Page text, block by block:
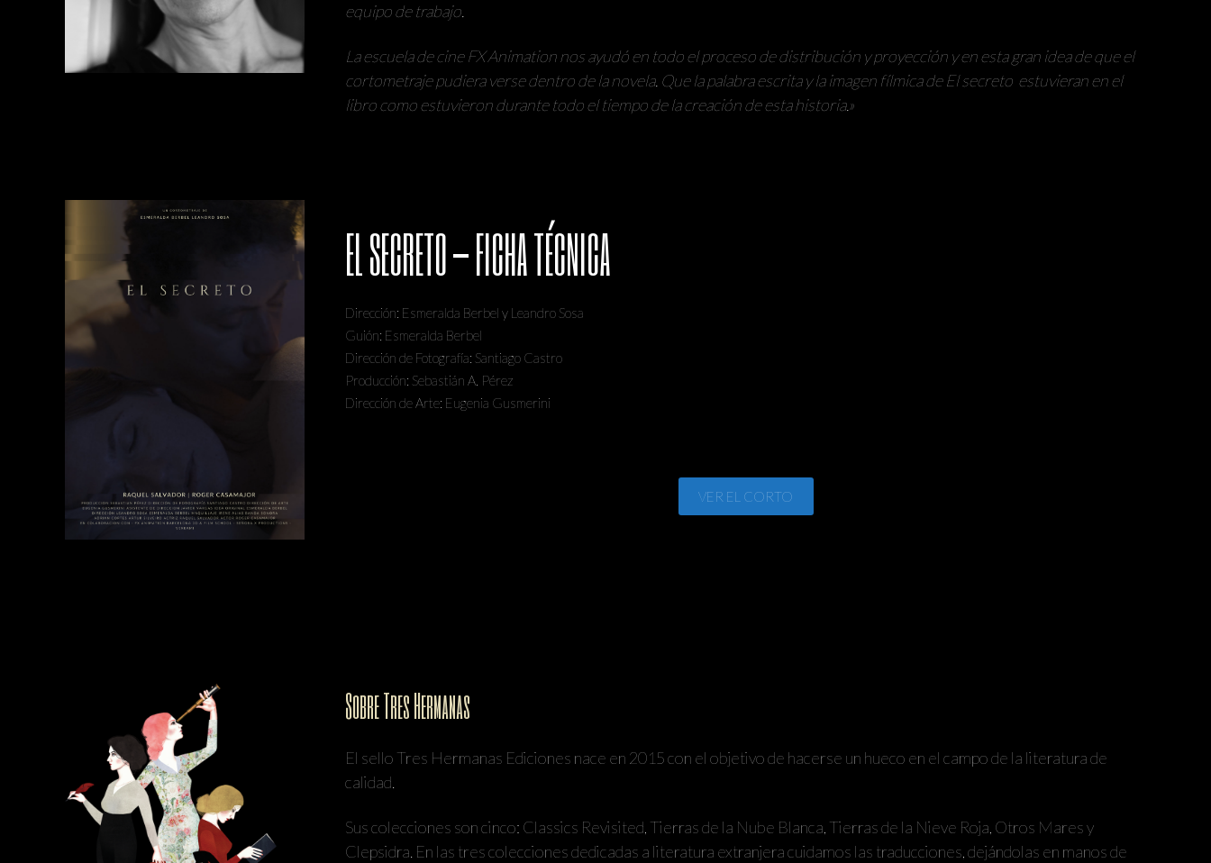
equipo de trabajo.
La escuela de cine FX Animation nos ayudó en todo el proceso de distribución y proyección y en esta gran idea de que el
cortometraje pudiera verse dentro de la novela. Que la palabra escrita y la imagen fílmica de El secreto estuvieran en el
libro como estuvieron durante todo el tiempo de la creación de esta historia.»
EL SECRETO – FICHA TÉCNICA
Dirección: Esmeralda Berbel y Leandro Sosa
Guión: Esmeralda Berbel
Dirección de Fotografía: Santiago Castro
Producción: Sebastián A. Pérez
Dirección de Arte: Eugenia Gusmerini
VER EL CORTO
Sobre Tres Hermanas
El sello Tres Hermanas Ediciones nace en 2015 con el objetivo de hacerse un hueco en el campo de la literatura de
calidad.
Sus colecciones son cinco: Classics Revisited, Tierras de la Nube Blanca, Tierras de la Nieve Roja, Otros Mares y
Clepsidra. En las tres colecciones dedicadas a literatura extranjera cuidamos las traducciones, dejándolas en manos de